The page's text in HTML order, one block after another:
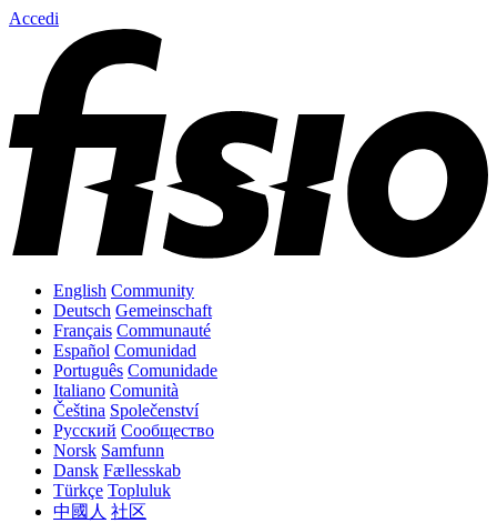
Accedi
English Community
Deutsch Gemeinschaft
Français Communauté
Español Comunidad
Português Comunidade
Italiano Comunità
Čeština Společenství
Русский Сообщество
Norsk Samfunn
Dansk Fællesskab
Türkçe Topluluk
中國人 社区